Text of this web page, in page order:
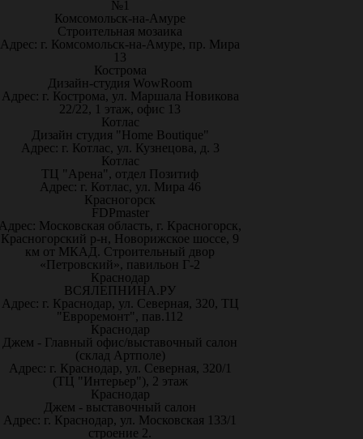
№1
Комсомольск-на-Амуре
Строительная мозаика
Адрес: г. Комсомольск-на-Амуре, пр. Мира
13
Кострома
Дизайн-студия WowRoom
Адрес: г. Кострома, ул. Маршала Новикова
22/22, 1 этаж, офис 13
Котлас
Дизайн студия "Home Boutique"
Адрес: г. Котлас, ул. Кузнецова, д. 3
Котлас
ТЦ "Арена", отдел Позитиф
Адрес: г. Котлас, ул. Мира 46
Красногорск
FDPmaster
Московская область, г. Красногорск,
Красногорский р-н, Новорижское шоссе, 9
км от МКАД. Строительный двор
«Петровский», павильон Г-2
Краснодар
ВСЯЛЕПНИНА.РУ
Адрес: г. Краснодар, ул. Северная, 320, ТЦ
"Евроремонт", пав.112
Краснодар
Джем - Главный офис/выставочный салон
(склад Артполе)
Адрес: г. Краснодар, ул. Северная, 320/1
(ТЦ "Интерьер"), 2 этаж
Краснодар
Джем - выставочный салон
Адрес: г. Краснодар, ул. Московская 133/1
строение 2.